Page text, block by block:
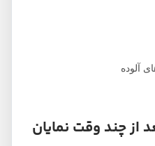
چند وقت نمایان